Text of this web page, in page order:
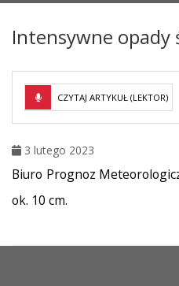
Intensywne opady
CZYTAJ ARTYKUŁ (LEKTOR)
3 lutego 2023
Biuro Prognoz
ok. 10 cm.